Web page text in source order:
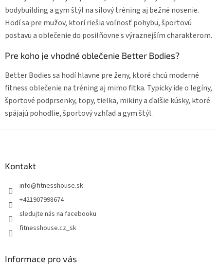
bodybuilding a gym štýl na silový tréning aj bežné nosenie.
Hodí sa pre mužov, ktorí riešia voľnosť pohybu, športovú
postavu a oblečenie do posilňovne s výraznejším charakterom.
Pre koho je vhodné oblečenie Better Bodies?
Better Bodies sa hodí hlavne pre ženy, ktoré chcú moderné
fitness oblečenie na tréning aj mimo fitka. Typicky ide o legíny,
športové podprsenky, topy, tielka, mikiny a ďalšie kúsky, ktoré
spájajú pohodlie, športový vzhľad a gym štýl.
Kontakt
info@fitnesshouse.sk
+421907998674
sledujte nás na facebooku
fitnesshouse.cz_sk
Informace pro vás